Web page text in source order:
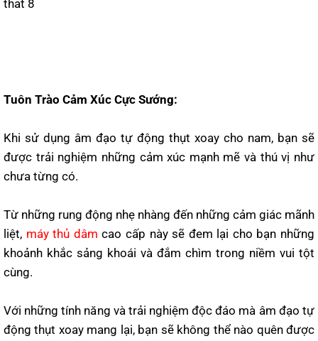
Tuôn Trào Cảm Xúc Cực Sướng:
Khi sử dụng âm đạo tự động thụt xoay cho nam, bạn sẽ
được trải nghiệm những cảm xúc mạnh mẽ và thú vị như
chưa từng có.
Từ những rung động nhẹ nhàng đến những cảm giác mãnh
liệt, máy thủ dâm cao cấp này sẽ đem lại cho bạn những
khoảnh khắc sảng khoái và đắm chìm trong niềm vui tột
cùng.
Với những tính năng và trải nghiệm độc đáo mà âm đạo tự
động thụt xoay mang lại, bạn sẽ không thể nào quên được